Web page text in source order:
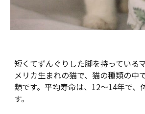
短くてずんぐりした脚を持っている
メリカ生まれの猫で、猫の種類の中
類です。平均寿命は、12〜14年で、
す。